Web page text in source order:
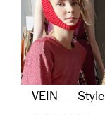
VEIN — Style